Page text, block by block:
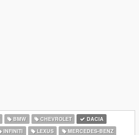
BMW CHEVROLET
DACIA
INFINITI LEXUS
MERCEDES-BENZ